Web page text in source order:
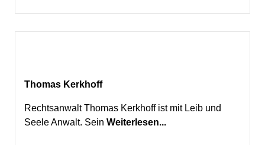
Thomas Kerkhoff
Rechtsanwalt Thomas Kerkhoff ist mit Leib und
Seele Anwalt. Sein Weiterlesen...